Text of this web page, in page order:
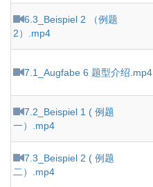
6.3_Beispiel 2 （例题
2）.mp4
7.1_Augfabe 6 题型介绍.mp4
7.2_Beispiel 1 ( 例题
一）.mp4
7.3_Beispiel 2 ( 例题
二）.mp4